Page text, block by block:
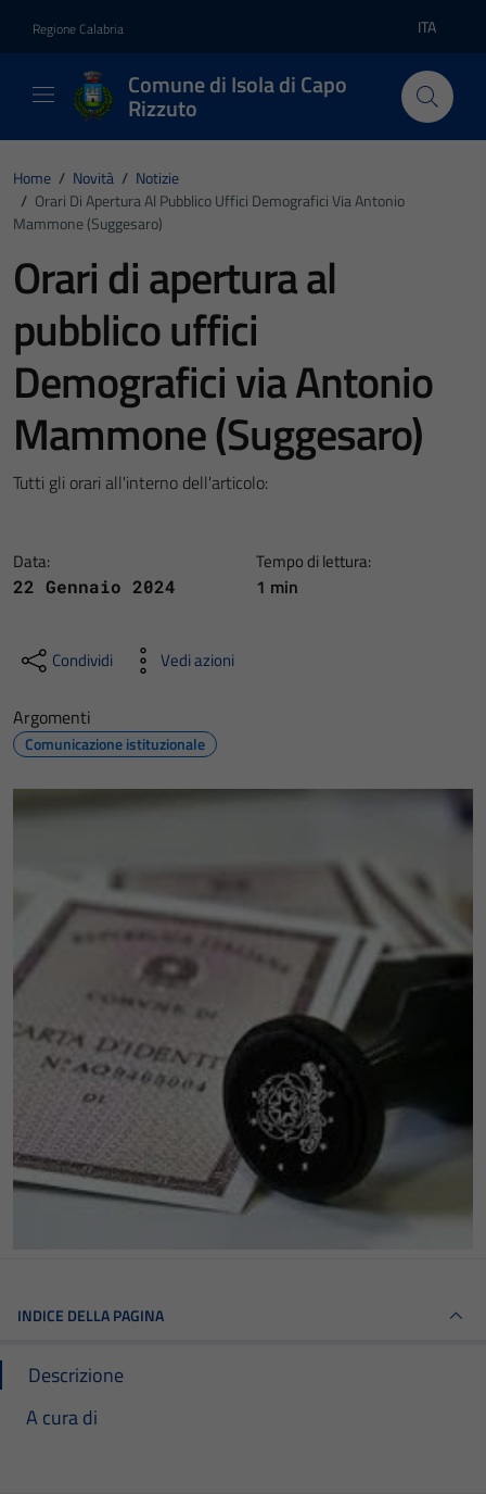
Regione Calabria Lingua
ITA
Comune di Isola di Capo
Rizzuto
Home / Novità / Notizie
/ Orari Di Apertura Al Pubblico Uffici Demografici Via Antonio
Mammone (Suggesaro)
Orari di apertura al
pubblico uffici
Demografici via Antonio
Mammone (Suggesaro)
Tutti gli orari all'interno dell'articolo:
Data:
22 Gennaio 2024
Tempo di lettura:
1 min
Condividi Vedi azioni
Argomenti
Comunicazione istituzionale
INDICE DELLA PAGINA
Descrizione
A cura di